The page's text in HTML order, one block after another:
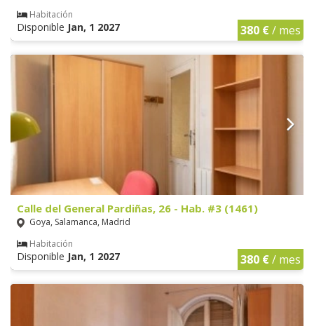
Habitación
Disponible Jan, 1 2027 380 €/ mes
Calle del General Pardiñas, 26 - Hab. #3 (1461)
Goya, Salamanca, Madrid
Habitación
Disponible Jan, 1 2027 380 €/ mes